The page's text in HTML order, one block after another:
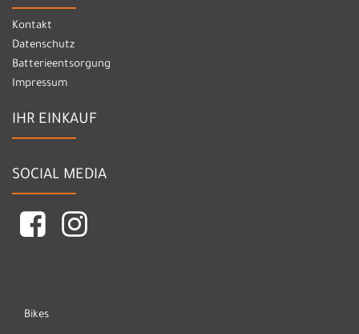
Kontakt
Datenschutz
Batterieentsorgung
Impressum
IHR EINKAUF
SOCIAL MEDIA
Bikes